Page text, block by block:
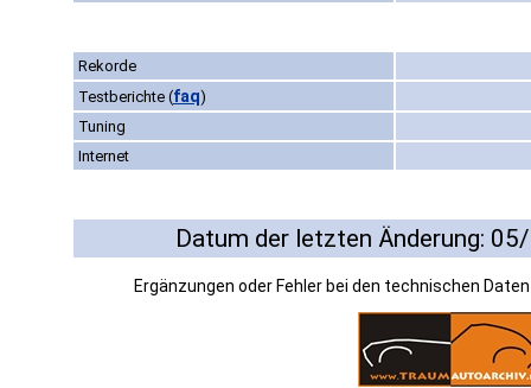
Rekorde
Testberichte (faq)
Tuning
Internet
Datum der letzten Änderung:
Ergänzungen oder Fehler bei den technischen